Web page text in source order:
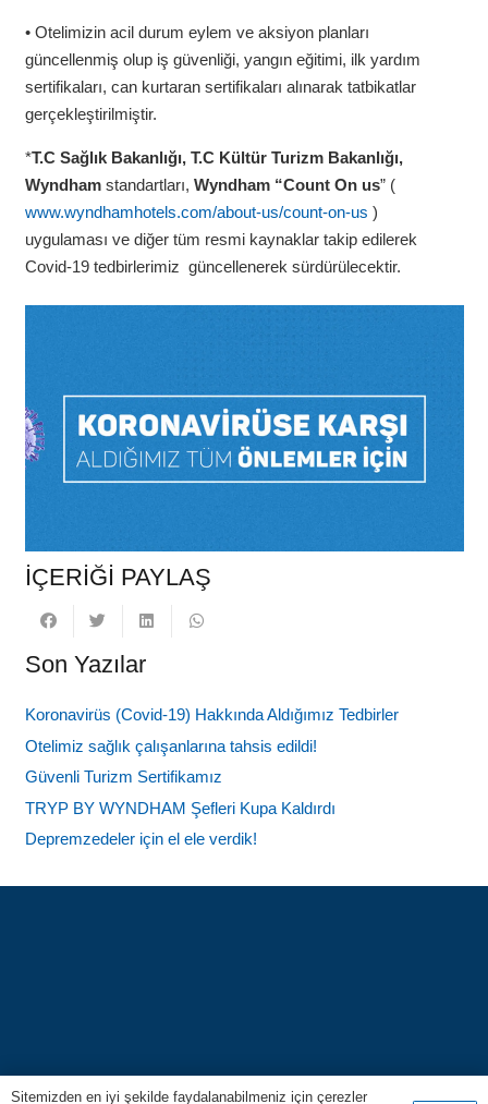
• Otelimizin acil durum eylem ve aksiyon planları
güncellenmiş olup iş güvenliği, yangın eğitimi, ilk yardım
sertifikaları, can kurtaran sertifikaları alınarak tatbikatlar
gerçekleştirilmiştir.
*T.C Sağlık Bakanlığı, T.C Kültür Turizm Bakanlığı,
Wyndhamstandartları, Wyndham “Count On us” (
www.wyndhamhotels.com/about-us/count-on-us )
uygulaması ve diğer tüm resmi kaynaklar takip edilerek
Covid-19 tedbirlerimiz güncellenerek sürdürülecektir.
İÇERİĞİ PAYLAŞ
Son Yazılar
Koronavirüs (Covid-19) Hakkında Aldığımız Tedbirler
Otelimiz sağlık çalışanlarına tahsis edildi!
Güvenli Turizm Sertifikamız
TRYP BY WYNDHAM Şefleri Kupa Kaldırdı
Depremzedeler için el ele verdik!
Sitemizden en iyi şekilde faydalanabilmeniz için çerezler